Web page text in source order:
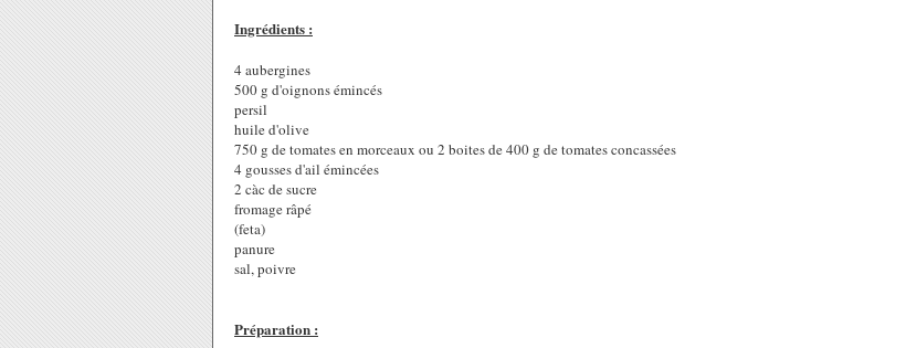
Ingrédients :
4 aubergines
500 g d'oignons émincés
persil
huile d'olive
750 g de tomates en morceaux ou 2 boites de 400 g de tomates concassées
4 gousses d'ail émincées
2 càc de sucre
fromage râpé
(feta)
panure
sal, poivre
Préparation :